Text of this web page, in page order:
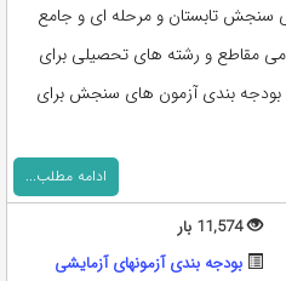
سنجش تابستان و مرحله ای و جامع
1401-1402 در تمامی مقاطع و رشته های تحصیلی برای
بودجه بندی آزمون های سنجش برای
ادامه مطلب...
11,574 بار
بودجه بندی آزمونهای آزمایشی